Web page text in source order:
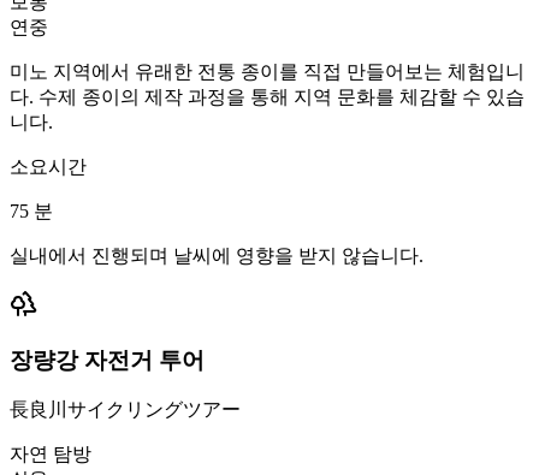
연중
미노 지역에서 유래한 전통 종이를 직접 만들어보는 체험입니
다. 수제 종이의 제작 과정을 통해 지역 문화를 체감할 수 있습
니다.
소요시간
75 분
실내에서 진행되며 날씨에 영향을 받지 않습니다.
장량강 자전거 투어
長良川サイクリングツアー
자연 탐방